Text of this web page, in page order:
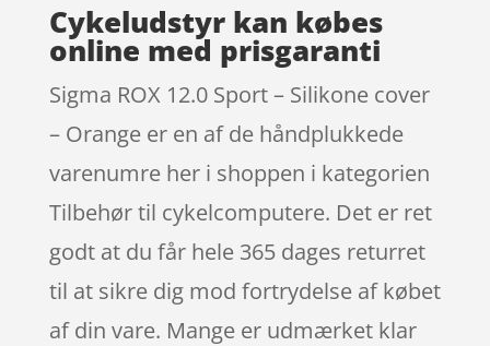
Cykeludstyr kan købes
online med prisgaranti
Sigma ROX 12.0 Sport – Silikone cover
– Orange er en af de håndplukkede
varenumre her i shoppen i kategorien
Tilbehør til cykelcomputere. Det er ret
godt at du får hele 365 dages returret
til at sikre dig mod fortrydelse af købet
af din vare. Mange er udmærket klar